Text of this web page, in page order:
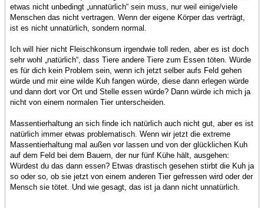
etwas nicht unbedingt „unnatürlich“ sein muss, nur weil einige/viele
Menschen das nicht vertragen. Wenn der eigene Körper das verträgt,
ist es nicht unnatürlich, sondern normal.
Ich will hier nicht Fleischkonsum irgendwie toll reden, aber es ist doch
sehr wohl „natürlich“, dass Tiere andere Tiere zum Essen töten. Würde
es für dich kein Problem sein, wenn ich jetzt selber aufs Feld gehen
würde und mir eine wilde Kuh fangen würde, diese dann erlegen würde
und dann dort vor Ort und Stelle essen würde? Dann würde ich mich ja
nicht von einem normalen Tier unterscheiden.
Massentierhaltung an sich finde ich natürlich auch nicht gut, aber es ist
natürlich immer etwas problematisch. Wenn wir jetzt die extreme
Massentierhaltung mal außen vor lassen und von der glücklichen Kuh
auf dem Feld bei dem Bauern, der nur fünf Kühe hält, ausgehen:
Würdest du das dann essen? Etwas drastisch gesehen stirbt die Kuh ja
so oder so, ob sie jetzt von einem anderen Tier gefressen wird oder der
Mensch sie tötet. Und wie gesagt, das ist ja dann nicht unnatürlich.